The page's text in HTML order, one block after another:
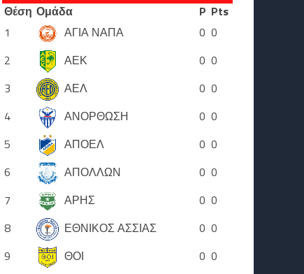
Θέση Ομάδα P Pts
1
ΑΓΙΑ ΝΑΠΑ 0 0
2
ΑΕΚ 0 0
3
ΑΕΛ 0 0
4
ΑΝΟΡΘΩΣΗ 0 0
5
ΑΠΟΕΛ 0 0
6
ΑΠΟΛΛΩΝ 0 0
7
ΑΡΗΣ 0 0
8
ΕΘΝΙΚΟΣ ΑΣΣΙΑΣ 0 0
9
ΘΟΙ 0 0